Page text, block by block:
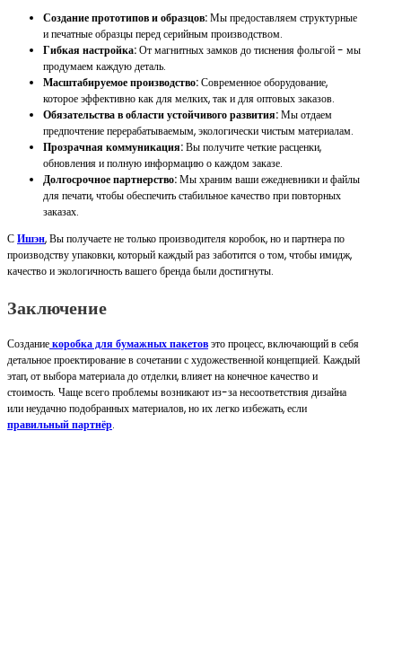
Создание прототипов и образцов:Мы предоставляем структурные
и печатные образцы перед серийным производством.
Гибкая настройка:От магнитных замков до тиснения фольгой - мы
продумаем каждую деталь.
Масштабируемое производство:Современное оборудование,
которое эффективно как для мелких, так и для оптовых заказов.
Обязательства в области устойчивого развития:Мы отдаем
предпочтение перерабатываемым, экологически чистым материалам.
Прозрачная коммуникация:Вы получите четкие расценки,
обновления и полную информацию о каждом заказе.
Долгосрочное партнерство:Мы храним ваши ежедневники и файлы
для печати, чтобы обеспечить стабильное качество при повторных
заказах.
СИшэн, Вы получаете не только производителя коробок, но и партнера по
производству упаковки, который каждый раз заботится о том, чтобы имидж,
качество и экологичность вашего бренда были достигнуты.
Заключение
Созданиекоробка для бумажных пакетовэто процесс, включающий в себя
детальное проектирование в сочетании с художественной концепцией. Каждый
этап, от выбора материала до отделки, влияет на конечное качество и
стоимость. Чаще всего проблемы возникают из-за несоответствия дизайна
или неудачно подобранных материалов, но их легко избежать, если
правильный партнёр.